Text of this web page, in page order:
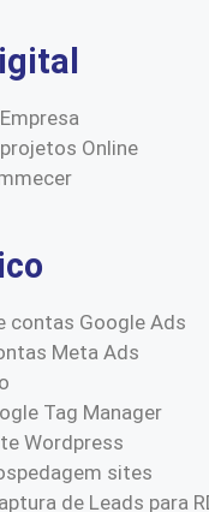
Online
contas Google Ads
Meta Ads
Tag Manager
Wordpress
sites
de Leads para